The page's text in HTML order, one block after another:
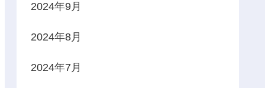
2024年9月
2024年8月
2024年7月